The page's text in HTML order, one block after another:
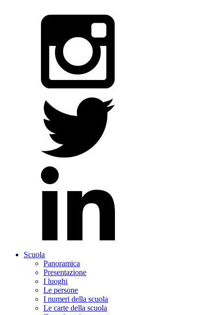
Scuola
Panoramica
Presentazione
I luoghi
Le persone
I numeri della scuola
Le carte della scuola